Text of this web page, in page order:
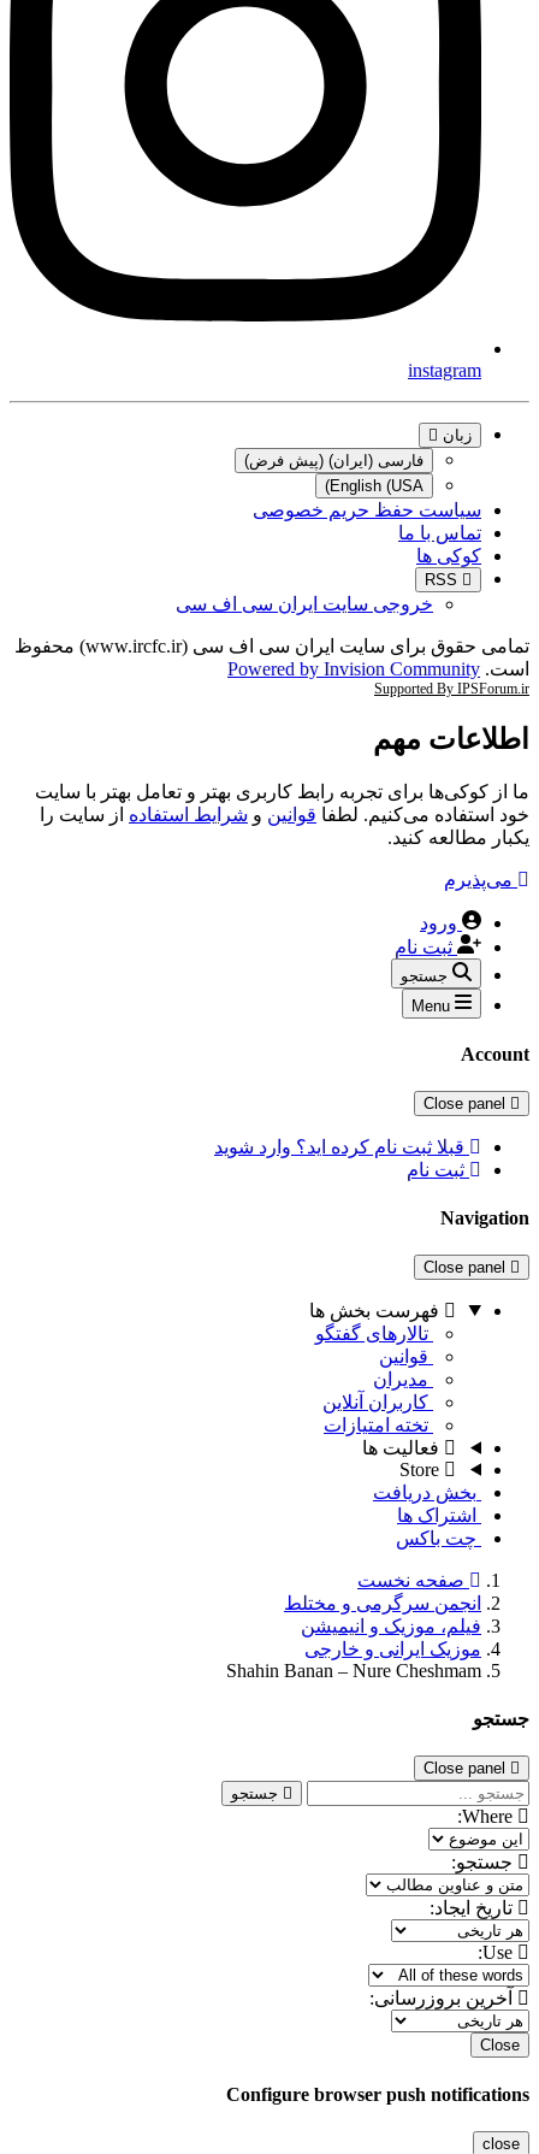
instagram
زبان
فارسی (ایران) (پیش فرض)
English (USA)
سیاست حفظ حریم خصوصی
تماس با ما
کوکی ها
خروجی سایت ایران سی اف سی
تمامی حقوق برای سایت ایران سی اف سی (www.ircfc.ir) محفوظ
است. Powered by Invision Community
Supported By IPSForum.ir
اطلاعات مهم
ما از کوکی‌ها برای تجربه رابط کاربری بهتر و تعامل بهتر با سایت
خود استفاده می‌کنیم. لطفا قوانین و شرایط استفاده از سایت را
یکبار مطالعه کنید.
می‌پذیرم
ورود
ثبت نام
جستجو
Menu
Account
Close panel
قبلا ثبت نام کرده اید؟ وارد شوید
ثبت نام
Navigation
Close panel
فهرست بخش ها
تالارهای گفتگو
قوانین
مدیران
کاربران آنلاین
تخته امتیازات
فعالیت ها
Store
بخش دریافت
اشتراک ها
چت باکس
صفحه نخست
انجمن سرگرمی و مختلط
فیلم، موزیک و انیمیشن
موزیک ایرانی و خارجی
Shahin Banan – Nure Cheshmam
جستجو
Close panel
جستجو
جستجو:
تاریخ ایجاد:
آخرین بروزرسانی:
Close
Configure browser push notifications
close